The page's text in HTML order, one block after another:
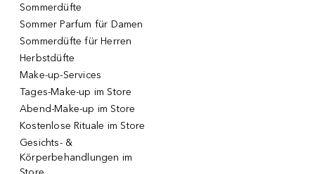
Sommerdüfte
Sommer Parfum für Damen
Sommerdüfte für Herren
Herbstdüfte
Make-up-Services
Tages-Make-up im Store
Abend-Make-up im Store
Kostenlose Rituale im Store
Gesichts- &
Körperbehandlungen im